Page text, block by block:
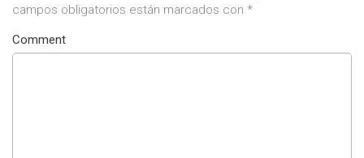
campos obligatorios están marcados con *
Comment